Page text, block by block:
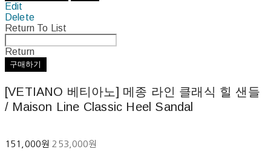
Edit
Delete
Return To List
Return
구매하기
[VETIANO 베티아노] 메종 라인 클래식 힐 샌들
/ Maison Line Classic Heel Sandal
151,000원 253,000원